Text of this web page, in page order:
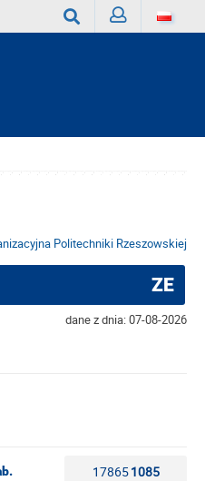
Politechniki Rzeszowskiej
ZE
dane z dnia: 07-08-2026
178651085